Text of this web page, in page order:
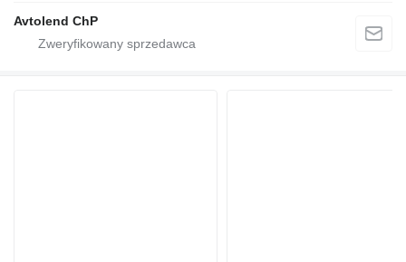
Avtolend ChP